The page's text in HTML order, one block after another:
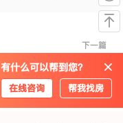
下一篇
有什么可以帮到您？
在线咨询 帮我找房